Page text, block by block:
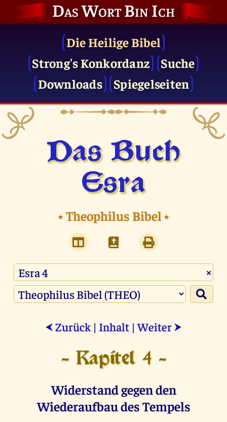
Das Wort Bin Ich
Die Heilige Bibel
Strong's Konkordanz
Suche
Downloads
Spiegelseiten
Das Buch
Esra
⭑Theophilus Bibel⭑
×
⮜ Zurück | Inhalt |Weiter ⮞
- Kapitel 4 -
Widerstand gegen den
Wiederaufbau des Tempels